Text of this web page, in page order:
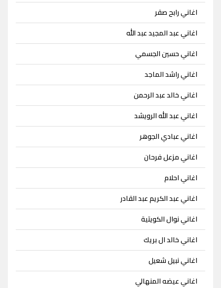
اغاني رابح صقر
اغاني عبد المجيد عبد الله
اغاني حسين الجسمي
اغاني راشد الماجد
اغاني خالد عبد الرحمن
اغاني عبد الله الرويشد
اغاني عبادي الجوهر
اغاني مزعل فرحان
اغاني احلام
اغاني عبد الكريم عبد القادر
اغاني نوال الكويتية
اغاني خالد ال بريك
اغاني نبيل شعيل
اغاني عيضه المنهالي